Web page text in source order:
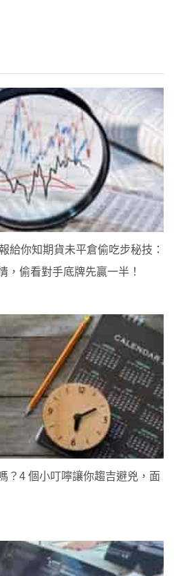
給你知期貨未平倉偷吃步秘技：
，偷看對手底牌先贏一半！
？4 個小叮嚀讓你趨吉避兇，面